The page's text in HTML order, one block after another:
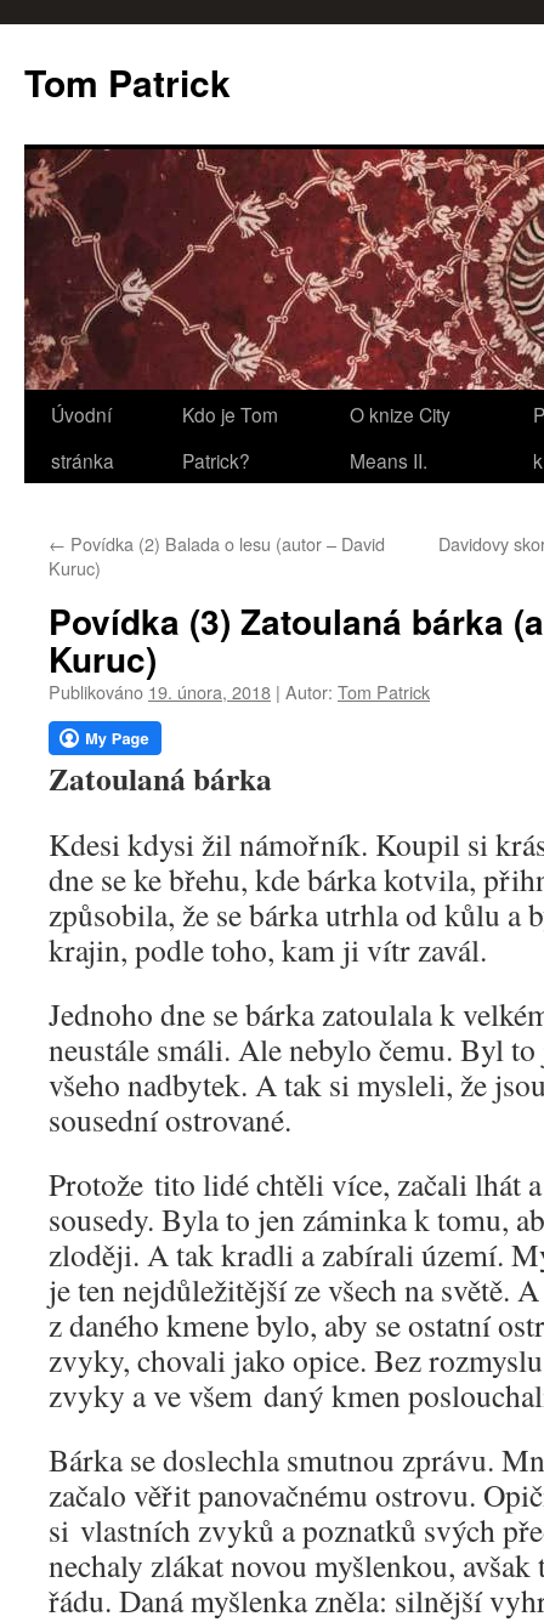
Tom Patrick
Přejít
webu
Úvodní
stránka
Kdo je Tom
Patrick?
O knize City
Means II.
← Povídka (2) Balada o lesu (autor – David
Kuruc)
Davidovy
Povídka (3) Zatoulaná bárka
Kuruc)
Publikováno 19. února, 2018 | Autor: Tom Patrick
Zatoulaná bárka
Kdesi kdysi žil námořník. Koupil si
dne se ke břehu, kde bárka kotvila,
způsobila, že se bárka utrhla od kůlu a
krajin, podle toho, kam ji vítr zavál.
Jednoho dne se bárka zatoulala k
neustále smáli. Ale nebylo čemu. Byl
všeho nadbytek. A tak si mysleli, že
sousední ostrované.
Protože tito lidé chtěli více, začali lhát
sousedy. Byla to jen záminka k tomu,
zloději. A tak kradli a zabírali území.
je ten nejdůležitější ze všech na světě.
z daného kmene bylo, aby se ostatní
zvyky, chovali jako opice. Bez
zvyky a ve všem daný kmen
Bárka se doslechla smutnou zprávu.
začalo věřit panovačnému ostrovu.
si vlastních zvyků a poznatků svých
nechaly zlákat novou myšlenkou, avšak
řádu. Daná myšlenka zněla: silnější